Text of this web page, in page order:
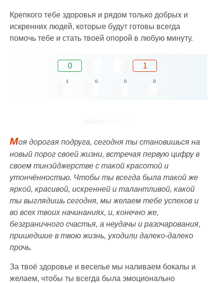
Крепкого тебе здоровья и рядом только добрых и
искренних людей, которые будут готовы всегда
помочь тебе и стать твоей опорой в любую минуту.
0 1
1 0 0 0
Моя дорогая подруга, сегодня ты становишься на
новый порог своей жизни, встречая первую цифру в
своем тинэйджерстве с такой красотой и
утончённостью. Чтобы ты всегда была такой же
яркой, красивой, искренней и талантливой, какой
ты выглядишь сегодня, мы желаем тебе успехов и
во всех твоих начинаниях, и, конечно же,
безграничного счастья, а неудачы и разочарования,
пришедшие в твою жизнь, уходили далеко-далеко
прочь.
За твоё здоровье и веселье мы наливаем бокалы и
желаем, чтобы ты всегда была эмоционально